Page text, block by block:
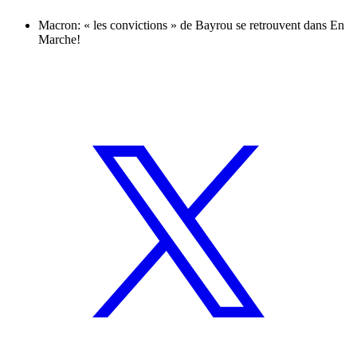
Macron: « les convictions » de Bayrou se retrouvent dans En
Marche!